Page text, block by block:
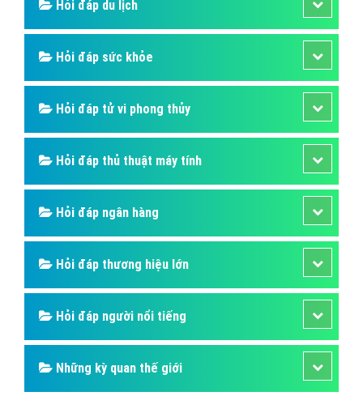
Hỏi đáp du lịch
Hỏi đáp sức khỏe
Hỏi đáp tử vi phong thủy
Hỏi đáp thủ thuật máy tính
Hỏi đáp ngân hàng
Hỏi đáp thương hiệu lớn
Hỏi đáp người nổi tiếng
Những kỳ quan thế giới